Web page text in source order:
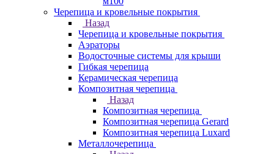
Черепица и кровельные покрытия
Назад
Черепица и кровельные покрытия
Аэраторы
Водосточные системы для крыши
Гибкая черепица
Керамическая черепица
Композитная черепица
Назад
Композитная черепица
Композитная черепица Gerard
Композитная черепица Luxard
Металлочерепица